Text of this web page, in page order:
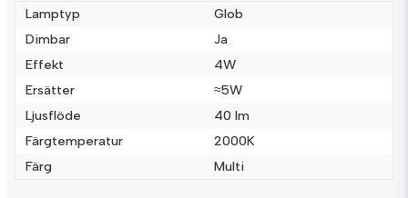
nameNamn
email
Mejladress
Lamptyp
Glob
Dimbar
Ja
Effekt
4W
Ersätter
≈5W
Ljusflöde
40 lm
Färgtemperatur
2000K
Färg
Multi